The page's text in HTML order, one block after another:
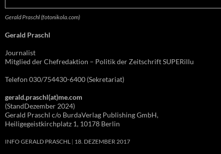
Gerald Praschl (fotonikola.com)
Gerald Praschl
Journalist
Mitglied der Chefredaktion – Politik der Zeitschrift SUPERillu
Telefon 030/754430-6400 (Sekretariat)
gerald.praschl(at)me.com
(StandDezember 2024)
Gerald Praschl c/o BurdaVerlag Publishing GmbH,
Heiligegeistkirchplatz 1, 10178 Berlin
INFO GERALD PRASCHL 18. DEZEMBER 2017